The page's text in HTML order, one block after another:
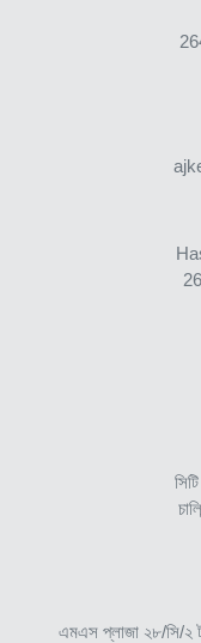
এমএস প্লাজা ২৮/সি/২